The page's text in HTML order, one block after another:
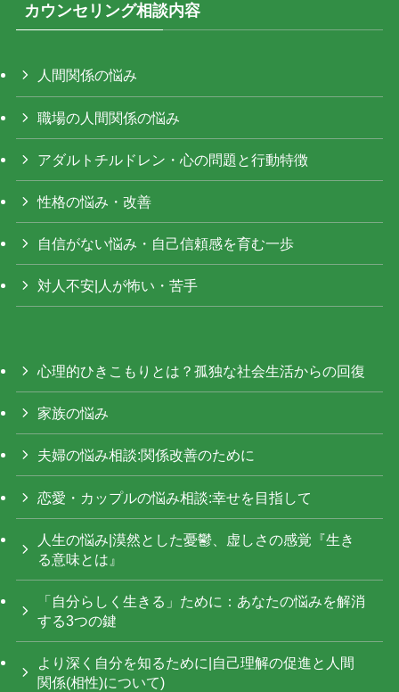
カウンセリング相談内容
人間関係の悩み
職場の人間関係の悩み
アダルトチルドレン・心の問題と行動特徴
性格の悩み・改善
自信がない悩み・自己信頼感を育む一歩
対人不安|人が怖い・苦手
心理的ひきこもりとは？孤独な社会生活からの回復
家族の悩み
夫婦の悩み相談:関係改善のために
恋愛・カップルの悩み相談:幸せを目指して
人生の悩み|漠然とした憂鬱、虚しさの感覚『生き
る意味とは』
「自分らしく生きる」ために：あなたの悩みを解消
する3つの鍵
より深く自分を知るために|自己理解の促進と人間
関係(相性)について)